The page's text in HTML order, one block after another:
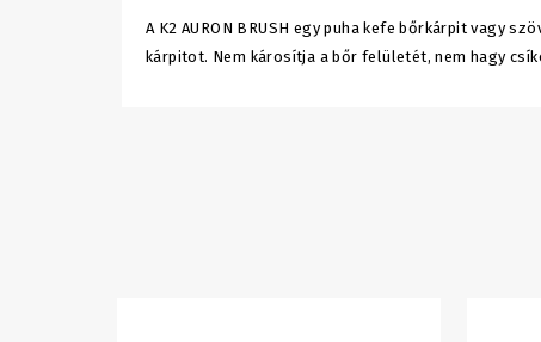
A K2 AURON BRUSH egy puha kefe bőrkárpit vagy
kárpitot. Nem károsítja a bőr felületét, nem hagy